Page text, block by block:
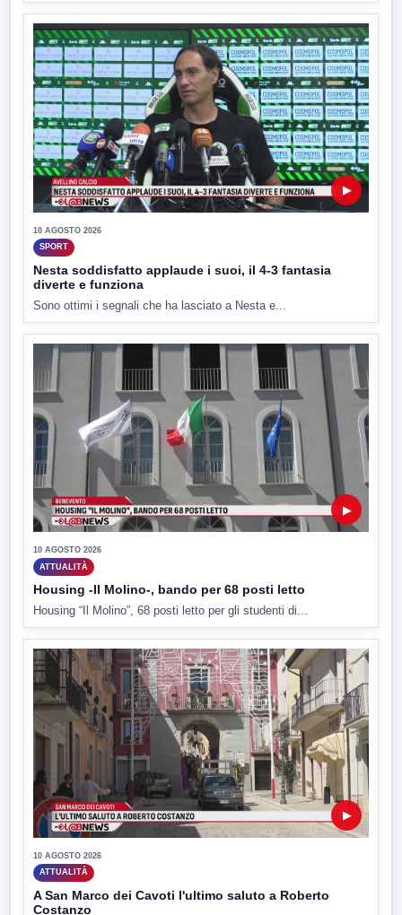
▶
10 AGOSTO 2026
SPORT
Nesta soddisfatto applaude i suoi, il 4-3 fantasia
diverte e funziona
Sono ottimi i segnali che ha lasciato a Nesta e...
▶
10 AGOSTO 2026
ATTUALITÀ
Housing -Il Molino-, bando per 68 posti letto
Housing “Il Molino”, 68 posti letto per gli studenti di...
▶
10 AGOSTO 2026
ATTUALITÀ
A San Marco dei Cavoti l'ultimo saluto a Roberto
Costanzo